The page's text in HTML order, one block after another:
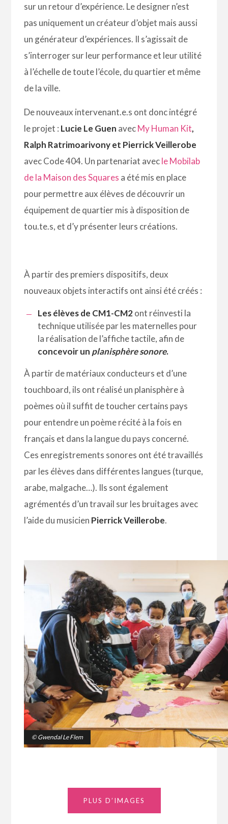
sur un retour d’expérience. Le designer n’est
pas uniquement un créateur d’objet mais aussi
un générateur d’expériences. Il s’agissait de
s’interroger sur leur performance et leur utilité
à l’échelle de toute l’école, du quartier et même
de la ville.
De nouveaux intervenant.e.s ont donc intégré
le projet : Lucie Le Guen avecMy Human Kit,
Ralph Ratrimoarivony et Pierrick Veillerobe
avecCode 404. Un partenariat avecle Mobilab
de la Maison des Squares a été mis en place
pour permettreaux élèves de découvrir un
équipement de quartier mis à disposition de
tou.te.s, et d’y présenter leurs créations.
À partir des premiers dispositifs, deux
nouveaux objets interactifs ont ainsi été créés :
Les élèves de CM1-CM2ont réinvesti la
technique utilisée par les maternelles pour
la réalisation de l’affiche tactile, afin de
concevoir un planisphère sonore.
À partir de matériaux conducteurs et d’une
touchboard, ils ont réalisé un planisphère à
poèmes où il suffit de toucher certains pays
pour entendre un poème récité à la fois en
français et dans la langue du pays concerné.
Ces enregistrements sonores ont été travaillés
par les élèves dans différentes langues (turque,
arabe, malgache…). Ils sont également
agrémentés d’un travail sur les bruitages avec
l’aide du musicien Pierrick Veillerobe.
© Gwendal Le Flem
PLUS D’IMAGES